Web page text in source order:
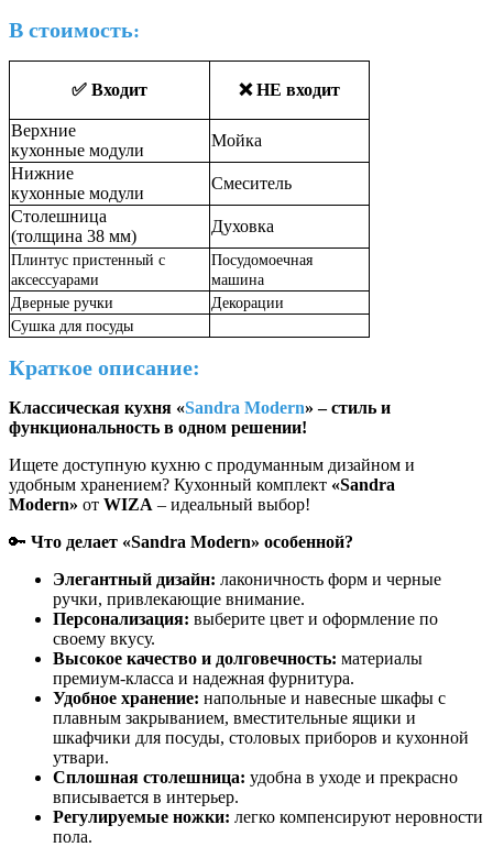
В стоимость:
✅ Входит ❌ НЕ входит
Верхние
кухонные модули
Мойка
Нижние
кухонные модули
Смеситель
Столешница
(толщина 38 мм)
Духовка
Плинтус пристенный с
аксессуарами
Посудомоечная
машина
Дверные ручки
Декорации
Сушка для посуды
Краткое описание:
Классическая кухня «Sandra Modern»–стиль и
функциональность в одном решении!
Ищете доступную кухню с продуманным дизайном и
удобным хранением? Кухонный комплект «Sandra
Modern» от WIZA – идеальный выбор!
🔑 Что делает «Sandra Modern» особенной?
Элегантный дизайн: лаконичность форм и черные
ручки, привлекающие внимание.
Персонализация: выберите цвет и оформление по
своему вкусу.
Высокое качество и долговечность: материалы
премиум-класса и надежная фурнитура.
Удобное хранение: напольные и навесные шкафы с
плавным закрыванием, вместительные ящики и
шкафчики для посуды, столовых приборов и кухонной
утвари.
Сплошная столешница: удобна в уходе и прекрасно
вписывается в интерьер.
Регулируемые ножки: легко компенсируют неровности
пола.